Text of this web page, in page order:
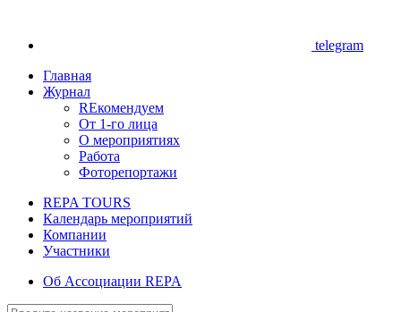
telegram
Главная
Журнал
REкомендуем
От 1-го лица
О мероприятиях
Работа
Фоторепортажи
REPA TOURS
Календарь мероприятий
Компании
Участники
Об Ассоциации REPA